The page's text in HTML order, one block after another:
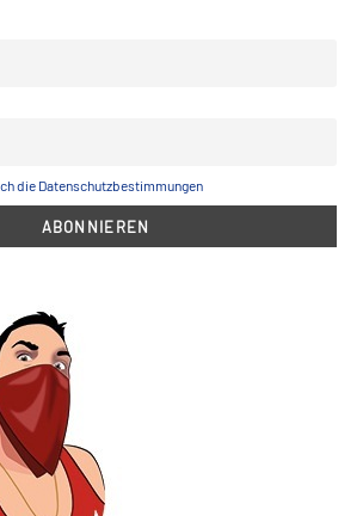
die Datenschutzbestimmungen